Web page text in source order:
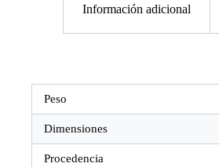
Información adicional
Peso
Dimensiones
Procedencia